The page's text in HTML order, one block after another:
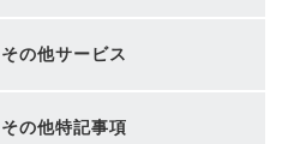
その他サービス
その他特記事項